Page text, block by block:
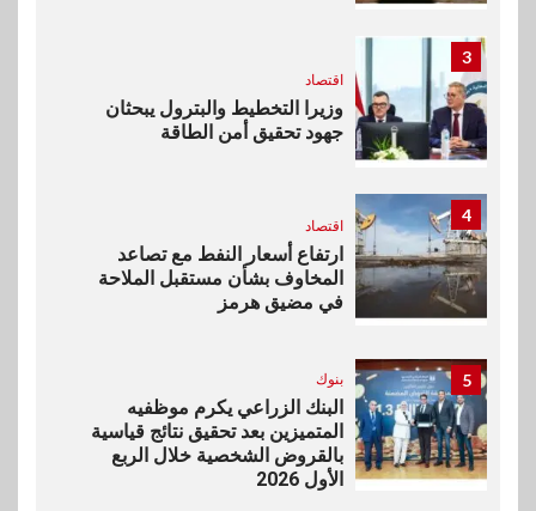
3
اقتصاد
وزيرا التخطيط والبترول يبحثان
جهود تحقيق أمن الطاقة
4
اقتصاد
ارتفاع أسعار النفط مع تصاعد
المخاوف بشأن مستقبل الملاحة
في مضيق هرمز
5 بنوك
البنك الزراعي يكرم موظفيه
المتميزين بعد تحقيق نتائج قياسية
بالقروض الشخصية خلال الربع
الأول 2026